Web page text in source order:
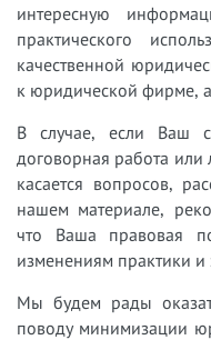
интересную
практического
качественной
к юридической фирме,
В случае, если Ваш
договорная работа или
касается вопросов,
нашем материале,
что Ваша правовая
изменениям практики и
Мы будем рады
поводу минимизации